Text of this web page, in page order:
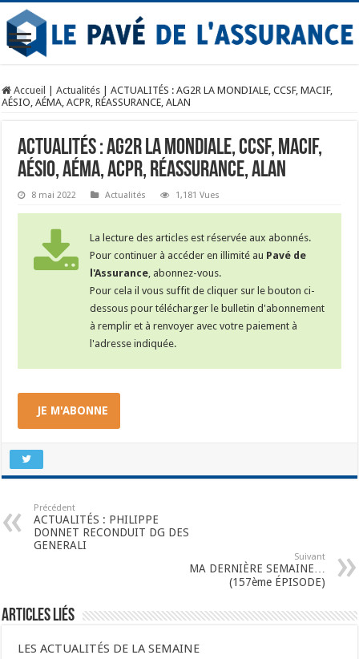
Accueil Actualités
ACTUALITÉS : AG2R LA MONDIALE, CCSF, MACIF,
AÉSIO, AÉMA, ACPR, RÉASSURANCE, ALAN
ACTUALITÉS : AG2R LA MONDIALE, CCSF, MACIF,
AÉSIO, AÉMA, ACPR, RÉASSURANCE, ALAN
8 mai 2022 Actualités 1,181 Vues
La lecture des articles est réservée aux abonnés.
Pour continuer à accéder en illimité au Pavé de
l'Assurance , abonnez-vous.
Pour cela il vous suffit de cliquer sur le bouton ci-
dessous pour télécharger le bulletin d'abonnement
à remplir et à renvoyer avec votre paiement à
l'adresse indiquée.
JE M'ABONNE
Précédent
ACTUALITÉS : PHILIPPE
DONNET RECONDUIT DG DES
GENERALI
Suivant
MA DERNIÈRE SEMAINE…
(157ème ÉPISODE)
Articles liés
LES ACTUALITÉS DE LA SEMAINE